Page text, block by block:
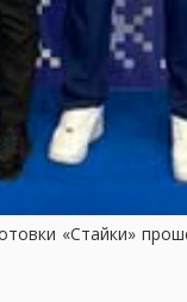
«Стайки»